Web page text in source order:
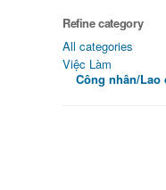
Refine category
All categories
Việc Làm
Công nhân/Lao